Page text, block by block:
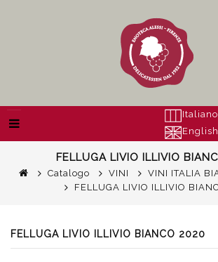
Italiano
English
FELLUGA LIVIO ILLIVIO
Catalogo VINI VINI ITALIA
FELLUGA LIVIO ILLIVIO
FELLUGA LIVIO ILLIVIO BIANCO 2020